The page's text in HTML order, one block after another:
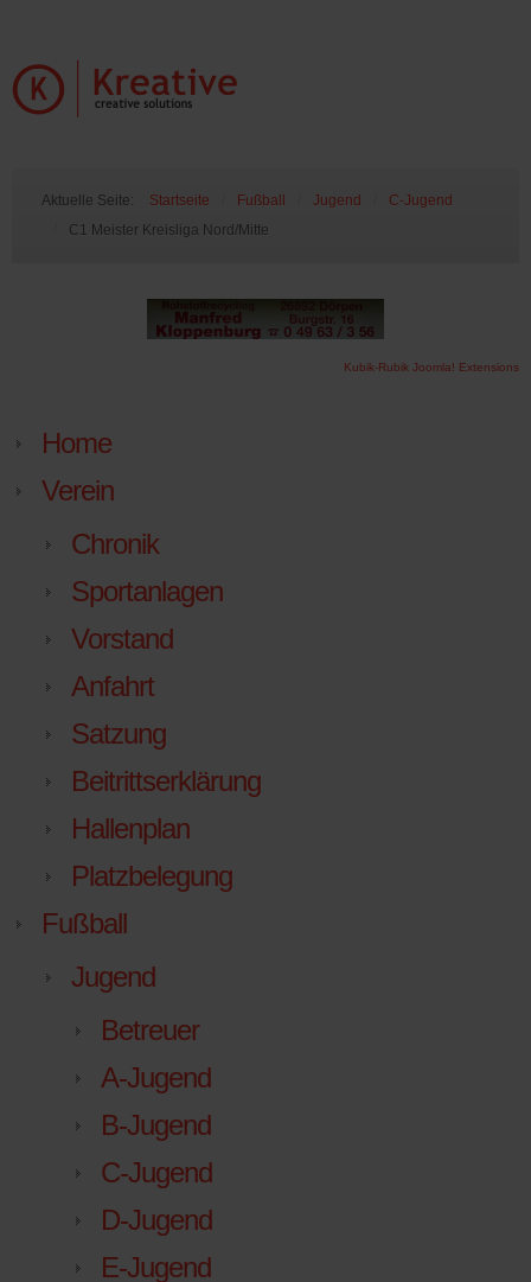
Aktuelle Seite: Startseite Fußball Jugend
C-Jugend
C1 Meister Kreisliga Nord/Mitte
Kubik-Rubik Joomla! Extensions
Home
Verein
Chronik
Sportanlagen
Vorstand
Anfahrt
Satzung
Beitrittserklärung
Hallenplan
Platzbelegung
Fußball
Jugend
Betreuer
A-Jugend
B-Jugend
C-Jugend
D-Jugend
E-Jugend